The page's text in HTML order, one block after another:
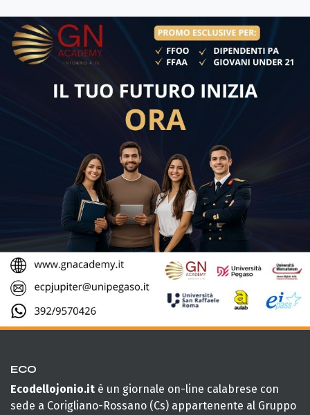
ECO
Ecodellojonio.it è un giornale on-line calabrese con
sede a Corigliano-Rossano (Cs) appartenente al Gruppo